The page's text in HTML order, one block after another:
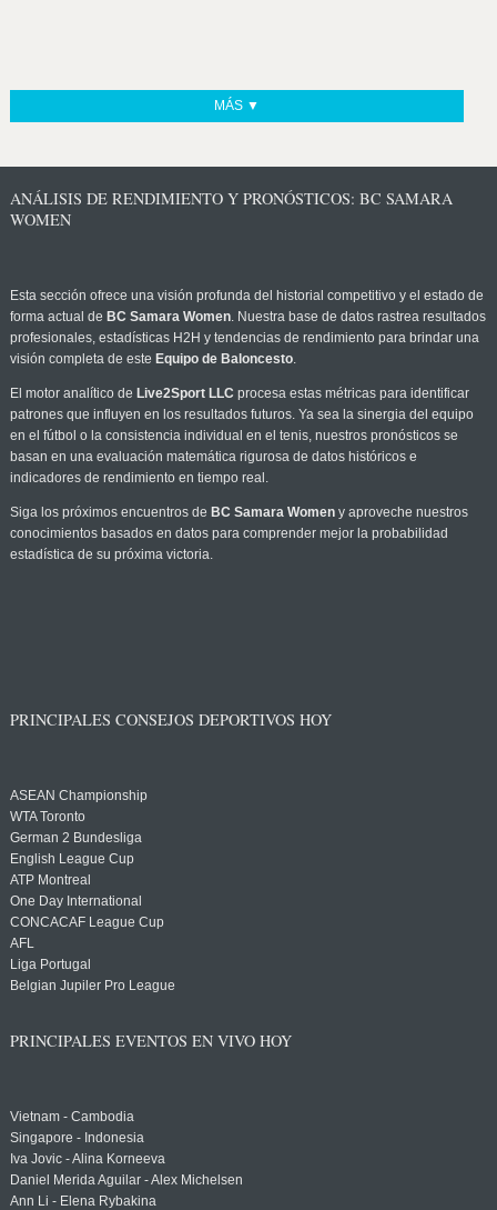
MÁS ▼
ANÁLISIS DE RENDIMIENTO Y PRONÓSTICOS: BC SAMARA
WOMEN
Esta sección ofrece una visión profunda del historial competitivo y el estado de
forma actual de BC Samara Women. Nuestra base de datos rastrea resultados
profesionales, estadísticas H2H y tendencias de rendimiento para brindar una
visión completa de este Equipo de Baloncesto.
El motor analítico de Live2Sport LLC procesa estas métricas para identificar
patrones que influyen en los resultados futuros. Ya sea la sinergia del equipo
en el fútbol o la consistencia individual en el tenis, nuestros pronósticos se
basan en una evaluación matemática rigurosa de datos históricos e
indicadores de rendimiento en tiempo real.
Siga los próximos encuentros de BC Samara Womeny aproveche nuestros
conocimientos basados en datos para comprender mejor la probabilidad
estadística de su próxima victoria.
PRINCIPALES CONSEJOS DEPORTIVOS HOY
ASEAN Championship
WTA Toronto
German 2 Bundesliga
English League Cup
ATP Montreal
One Day International
CONCACAF League Cup
AFL
Liga Portugal
Belgian Jupiler Pro League
PRINCIPALES EVENTOS EN VIVO HOY
Vietnam - Cambodia
Singapore - Indonesia
Iva Jovic - Alina Korneeva
Daniel Merida Aguilar - Alex Michelsen
Ann Li - Elena Rybakina